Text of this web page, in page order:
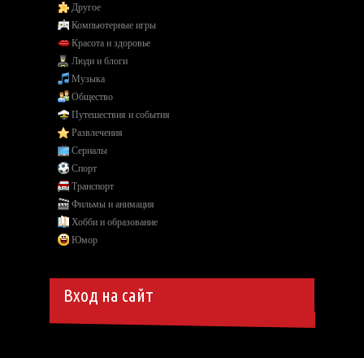
Другое
Компьютерные игры
Красота и здоровье
Люди и блоги
Музыка
Общество
Путешествия и события
Развлечения
Сериалы
Спорт
Транспорт
Фильмы и анимация
Хобби и образование
Юмор
Вход на сайт